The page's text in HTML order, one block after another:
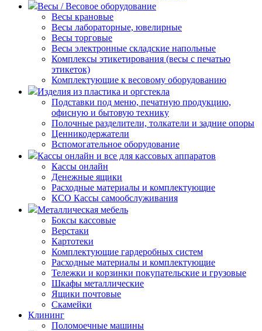
Весы / Весовое оборудование
Весы крановые
Весы лабораторные, ювелирные
Весы торговые
Весы электронные складские напольные
Комплексы этикетирования (весы с печатью
этикеток)
Комплектующие к весовому оборудованию
Изделия из пластика и оргстекла
Подставки под меню, печатную продукцию,
офисную и бытовую технику
Полочные разделители, толкатели и задние опоры
Ценникодержатели
Вспомогательное оборудование
Кассы онлайн и все для кассовых аппаратов
Кассы онлайн
Денежные ящики
Расходные материалы и комплектующие
КСО Кассы самообслуживания
Металлическая мебель
Боксы кассовые
Верстаки
Картотеки
Комплектующие гардеробных систем
Расходные материалы и комплектующие
Тележки и корзинки покупательские и грузовые
Шкафы металлические
Ящики почтовые
Скамейки
Клининг
Поломоечные машины